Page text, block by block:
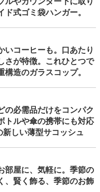
ド式ゴミ袋ハンガー。
いコーヒーも。口あたり
さが特徴。これひとつで
構造のガラスコップ。
の必需品だけをコンパク
トルや傘の携帯にも対応
新しい薄型サコッシュ
部屋に、気軽に。季節の
、賢く飾る、季節のお飾